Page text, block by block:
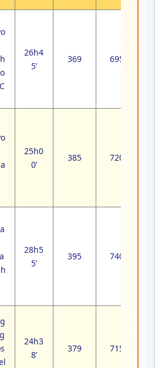
26h4
5’
369 695
25h0
0’
385 720
28h5
5’
395 740
24h3
8’
379 715